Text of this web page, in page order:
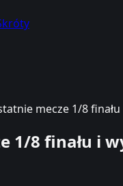
mecze 1/8
1/8 finału i